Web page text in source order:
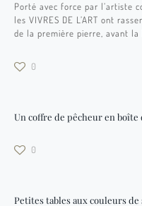
Porté avec force par l’artiste
les VIVRES DE L’ART ont
de la première pierre, avant la
0
Un coffre de pêcheur en
0
Petites tables aux couleurs de